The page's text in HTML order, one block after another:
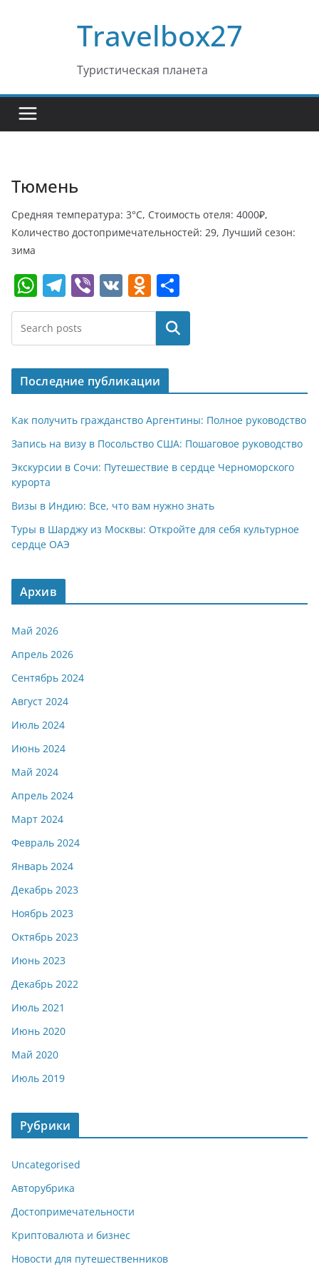
Travelbox27
Туристическая планета
Тюмень
Средняя температура: 3°C, Стоимость отеля: 4000₽,
Количество достопримечательностей: 29, Лучший сезон:
зима
W
h
at
s
A
p
p
T
el
e
gr
a
m
Vi
b
V
K
O
d
o
kl
a
ss
ni
ki
т
п
р
в
и
т
ь
Поиск
Последние публикации
Как получить гражданство Аргентины: Полное руководство
Запись на визу в Посольство США: Пошаговое руководство
Экскурсии в Сочи: Путешествие в сердце Черноморского
курорта
Визы в Индию: Все, что вам нужно знать
Туры в Шарджу из Москвы: Откройте для себя культурное
сердце ОАЭ
Архив
Май 2026
Апрель 2026
Сентябрь 2024
Август 2024
Июль 2024
Июнь 2024
Май 2024
Апрель 2024
Март 2024
Февраль 2024
Январь 2024
Декабрь 2023
Ноябрь 2023
Октябрь 2023
Июнь 2023
Декабрь 2022
Июль 2021
Июнь 2020
Май 2020
Июль 2019
Рубрики
Uncategorised
Авторубрика
Достопримечательности
Криптовалюта и бизнес
Новости для путешественников